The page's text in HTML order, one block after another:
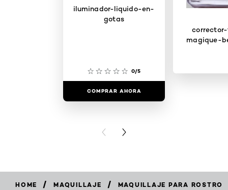
iluminador-liquido-en-
gotas
0/5
COMPRAR AHORA
magique-
PREVIOUS CARD
NEXT CARD
HOME / MAQUILLAJE / MAQUILLAJE PARA ROSTRO